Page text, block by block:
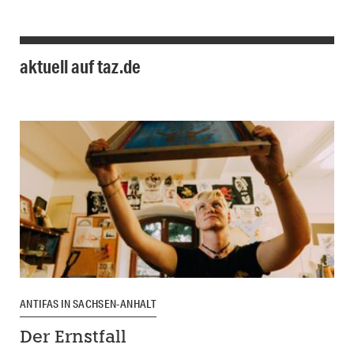
aktuell auf taz.de
ANTIFAS IN SACHSEN-ANHALT
Der Ernstfall